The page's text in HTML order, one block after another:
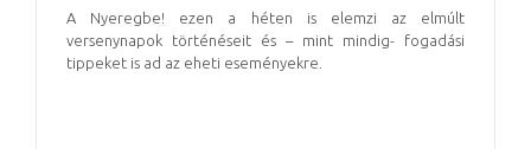
A Nyeregbe! ezen a héten is elemzi az elmúlt
versenynapok történéseit és – mint mindig- fogadási
tippeket is ad az eheti eseményekre.